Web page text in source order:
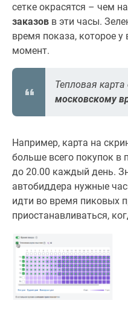
сетке окрасятся – чем
заказов в эти часы.
время показа, которое
момент.
Тепловая
московскому
Например, карта на
больше всего покупок в
до 20.00 каждый день.
автобиддера нужные
идти во время пиковых
приостанавливаться,